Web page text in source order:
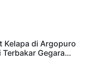
Kelapa di Argopuro
Terbakar Gegara…